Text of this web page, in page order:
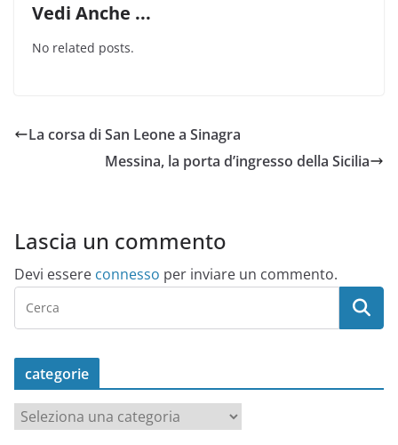
Vedi Anche ...
No related posts.
La corsa di San Leone a Sinagra
Messina, la porta d’ingresso della Sicilia
Lascia un commento
Devi essere connesso per inviare un commento.
categorie
a